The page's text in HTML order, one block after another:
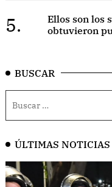
5.
Ellos son los
obtuvieron
BUSCAR
ÚLTIMAS NOTICIAS